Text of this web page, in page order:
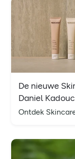
De nieuwe
Daniel